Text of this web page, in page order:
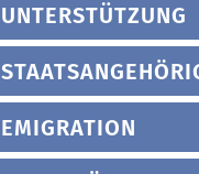
UNTERSTÜTZUNG
EMIGRATION